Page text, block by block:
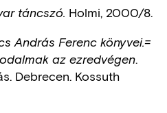
táncszó. Holmi, 2000/8.
András Ferenc könyvei.=
az ezredvégen.
Debrecen. Kossuth